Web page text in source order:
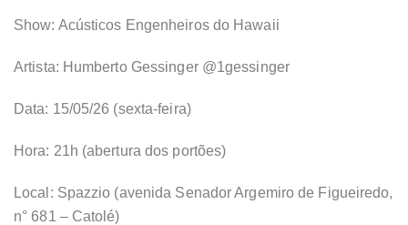
Show: Acústicos Engenheiros do Hawaii
Artista: Humberto Gessinger @1gessinger
Data: 15/05/26 (sexta-feira)
Hora: 21h (abertura dos portões)
Local: Spazzio (avenida Senador Argemiro de Figueiredo,
n° 681 – Catolé)